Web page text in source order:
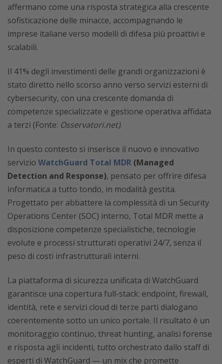
affermano come una risposta strategica alla crescente
sofisticazione delle minacce, accompagnando le
imprese italiane verso modelli di difesa più proattivi e
scalabili.
Il 41% degli investimenti delle grandi organizzazioni è
stato diretto nello scorso anno verso servizi esterni di
cybersecurity, con una crescente domanda di
competenze specializzate e gestione operativa affidata
a terzi (Fonte: Osservatori.net).
In questo contesto si inserisce il nuovo e innovativo
servizio WatchGuard Total MDR (Managed
Detection and Response), pensato per offrire difesa
informatica a tutto tondo, in modalità gestita.
Progettato per abbattere la complessità di un Security
Operations Center (SOC) interno, Total MDR mette a
disposizione competenze specialistiche, tecnologie
evolute e processi strutturati operativi 24/7, senza il
peso di costi infrastrutturali interni.
La piattaforma di sicurezza unificata di WatchGuard
garantisce una copertura full-stack: endpoint, firewall,
identità, rete e servizi cloud di terze parti dialogano
coerentemente sotto un unico portale. Il risultato è un
monitoraggio continuo, threat hunting, analisi forense
e risposta agli incidenti, tutto orchestrato dallo staff di
esperti di WatchGuard — un mix che promette